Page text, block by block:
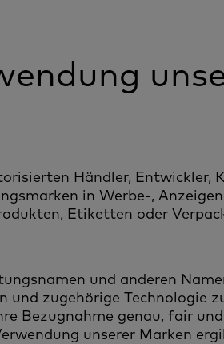
Händler, Entwickler,
in Werbe-,
Etiketten oder
und anderen
zugehörige Technologie
Bezugnahme genau, fair
unserer Marken